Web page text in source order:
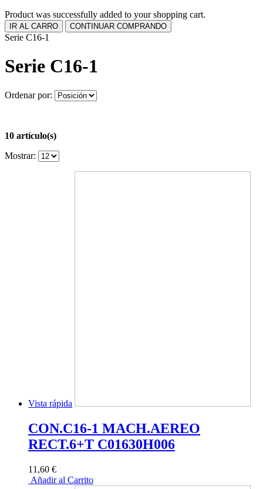
Product was successfully added to your shopping cart.
IR AL CARRO CONTINUAR COMPRANDO
Serie C16-1
Serie C16-1
Ordenar por:
10 artículo(s)
Mostrar:
Vista rápida
CON.C16-1 MACH.AEREO
RECT.6+T C01630H006
11,60 €
Añadir al Carrito